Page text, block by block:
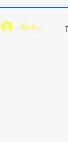
Entrar